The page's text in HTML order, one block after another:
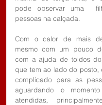
pode observar uma
pessoas na calçada.
Com o calor de mais
mesmo com um pouco
com a ajuda de toldos
que tem ao lado do posto,
complicado para as
aguardando o
atendidas,